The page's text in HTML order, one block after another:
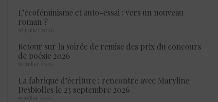
L’écoféminisme et auto-essai : vers un nouveau
roman ?
18 juillet 2026
Retour sur la soirée de remise des prix du concours
de poésie 2026
16 juillet 2026
La fabrique d’écriture : rencontre avec Maryline
Desbiolles le 23 septembre 2026
15 juillet 2026